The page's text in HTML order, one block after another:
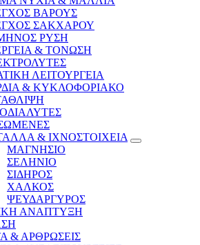
ΒΑΡΟΥΣ
ΣΑΚΧΑΡΟΥ
ΡΥΣΗ
& ΤΟΝΩΣΗ
ΛΕΙΤΟΥΡΓΕΙΑ
& ΚΥΚΛΟΦΟΡΙΑΚΟ
& ΙΧΝΟΣΤΟΙΧΕΙΑ
ΜΑΓΝΗΣΙΟ
ΣΕΛΗΝΙΟ
ΣΙΔΗΡΟΣ
ΧΑΛΚΟΣ
ΨΕΥΔΑΡΓΥΡΟΣ
ΑΝΑΠΤΥΞΗ
& ΑΡΘΡΩΣΕΙΣ